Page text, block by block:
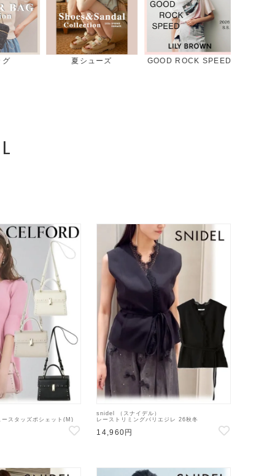
GOOD ROCK SPEED デニムコレクション
ースタッズポシェット(M)
CWGB269505 】シ
snidel （スナイデル）
レーストリミングバリエジレ 26秋冬
14,960円